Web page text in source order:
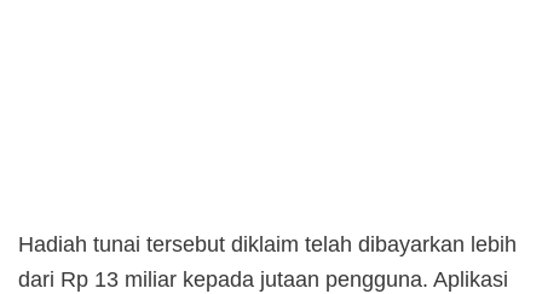
Hadiah tunai tersebut diklaim telah dibayarkan lebih
dari Rp 13 miliar kepada jutaan pengguna. Aplikasi